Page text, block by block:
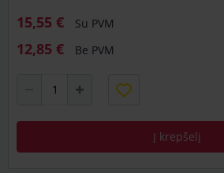
15,55 € Su PVM
12,85 € Be PVM
Į krepšelį